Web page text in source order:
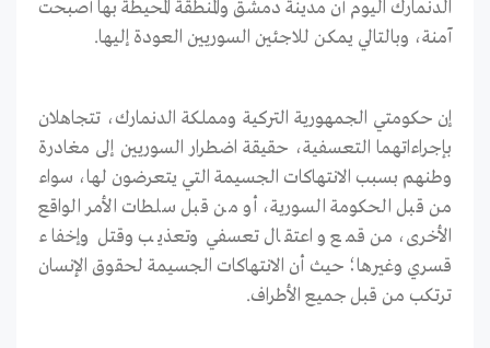
الدنمارك اليوم أن مدينة دمشق والمنطقة المحيطة بها أصبحت
آمنة، وبالتالي يمكن للاجئين السوريين العودة إليها.
إن حكومتي الجمهورية التركية ومملكة الدنمارك، تتجاهلان
بإجراءاتهما التعسفية، حقيقة اضطرار السوريين إلى مغادرة
وطنهم بسبب الانتهاكات الجسيمة التي يتعرضون لها، سواء
من قبل الحكومة السورية، أو من قبل سلطات الأمر الواقع
الأخرى، من قمع واعتقال تعسفي وتعذيب وقتل وإخفاء
قسري وغيرها؛ حيث أن الانتهاكات الجسيمة لحقوق الإنسان
ترتكب من قبل جميع الأطراف.